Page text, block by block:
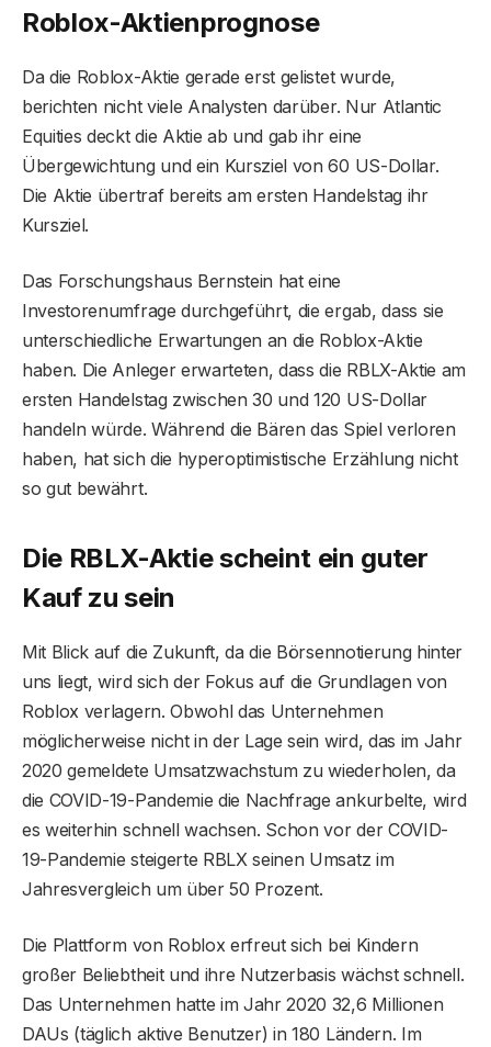
Roblox-Aktienprognose
Da die Roblox-Aktie gerade erst gelistet wurde,
berichten nicht viele Analysten darüber. Nur Atlantic
Equities deckt die Aktie ab und gab ihr eine
Übergewichtung und ein Kursziel von 60 US-Dollar.
Die Aktie übertraf bereits am ersten Handelstag ihr
Kursziel.
Das Forschungshaus Bernstein hat eine
Investorenumfrage durchgeführt, die ergab, dass sie
unterschiedliche Erwartungen an die Roblox-Aktie
haben. Die Anleger erwarteten, dass die RBLX-Aktie am
ersten Handelstag zwischen 30 und 120 US-Dollar
handeln würde. Während die Bären das Spiel verloren
haben, hat sich die hyperoptimistische Erzählung nicht
so gut bewährt.
Die RBLX-Aktie scheint ein guter
Kauf zu sein
Mit Blick auf die Zukunft, da die Börsennotierung hinter
uns liegt, wird sich der Fokus auf die Grundlagen von
Roblox verlagern. Obwohl das Unternehmen
möglicherweise nicht in der Lage sein wird, das im Jahr
2020 gemeldete Umsatzwachstum zu wiederholen, da
die COVID-19-Pandemie die Nachfrage ankurbelte, wird
es weiterhin schnell wachsen. Schon vor der COVID-
19-Pandemie steigerte RBLX seinen Umsatz im
Jahresvergleich um über 50 Prozent.
Die Plattform von Roblox erfreut sich bei Kindern
großer Beliebtheit und ihre Nutzerbasis wächst schnell.
Das Unternehmen hatte im Jahr 2020 32,6 Millionen
DAUs (täglich aktive Benutzer) in 180 Ländern. Im